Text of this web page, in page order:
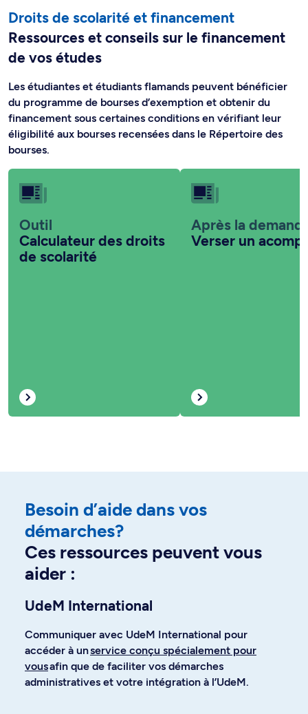
Droits de scolarité et financement
Ressources et conseils sur le financement
de vos études
Les étudiantes et étudiants flamands peuvent bénéficier
du programme de bourses d’exemption et obtenir du
financement sous certaines conditions en vérifiant leur
éligibilité aux bourses recensées dans le Répertoire des
bourses.
Outil
Calculateur des droits
de scolarité
Après la
Verser un
Besoin d’aide dans vos
démarches?
Ces ressources peuvent vous
aider :
UdeM International
Communiquer avec UdeM International pour
accéder à unservice conçu spécialement pour
vousafin que de faciliter vos démarches
administratives et votre intégration à l’UdeM.